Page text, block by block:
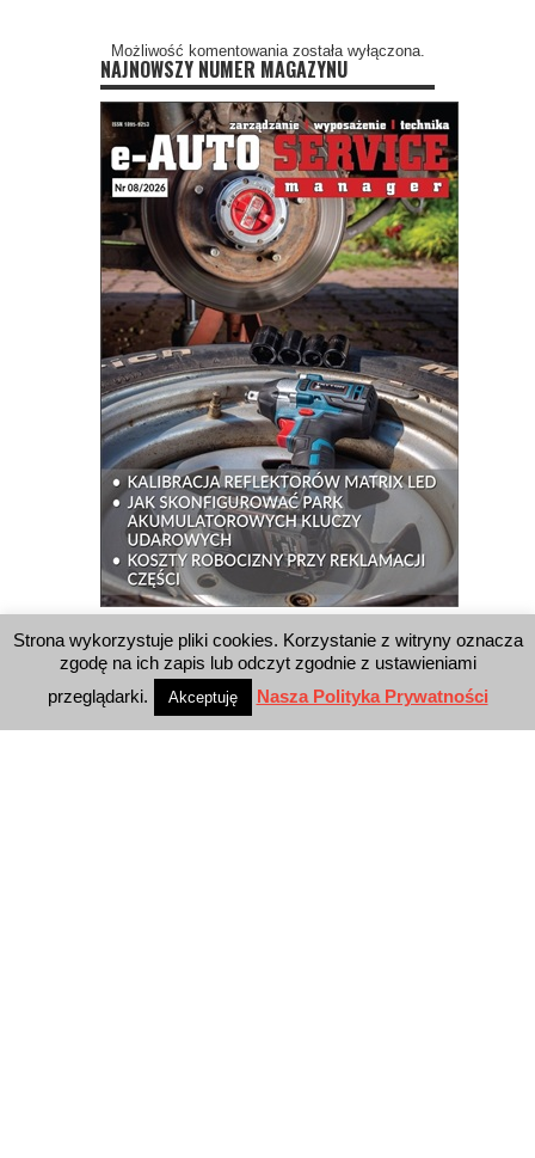
Możliwość komentowania została wyłączona.
NAJNOWSZY NUMER MAGAZYNU
WYSZUKIWARKA
Strona wykorzystuje pliki cookies. Korzystanie z witryny oznacza
zgodę na ich zapis lub odczyt zgodnie z ustawieniami
przeglądarki.
Akceptuję Nasza Polityka Prywatności